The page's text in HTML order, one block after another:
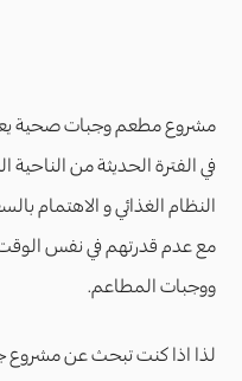
مشروع مطعم وجبات صحية
في الفترة الحديثة من الناحية
النظام الغذائي و الاهتمام
مع عدم قدرتهم في نفس الوقت
ووجبات المطاعم.
لذا اذا كنت تبحث عن مشروع